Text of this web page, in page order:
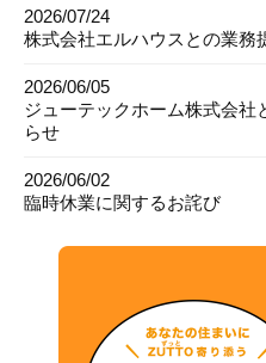
2026/07/24
株式会社エルハウスとの業務
2026/06/05
ジューテックホーム株式会社
らせ
2026/06/02
臨時休業に関するお詫び
2026/06/02
ホームページ改修のお知らせ